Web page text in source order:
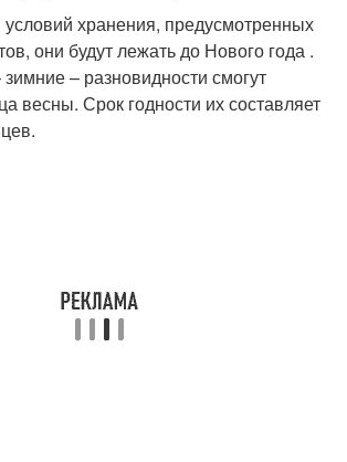
хранения, предусмотренных
они будут лежать до Нового года .
– разновидности смогут
весны. Срок годности их составляет